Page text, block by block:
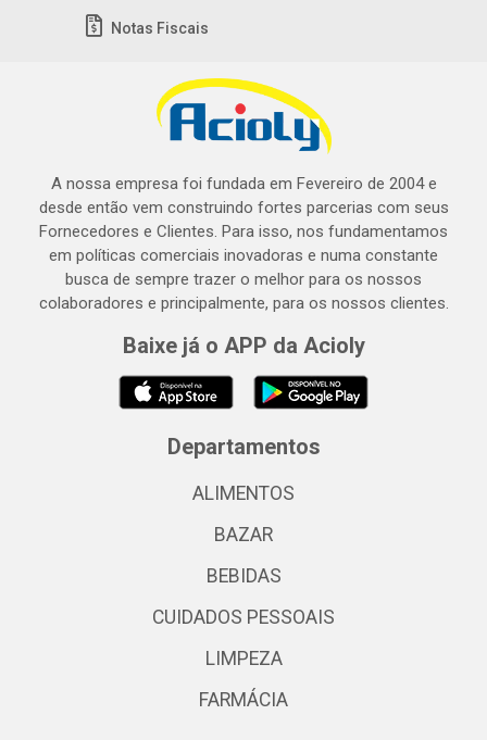
Notas Fiscais
A nossa empresa foi fundada em Fevereiro de 2004 e
desde então vem construindo fortes parcerias com seus
Fornecedores e Clientes. Para isso, nos fundamentamos
em políticas comerciais inovadoras e numa constante
busca de sempre trazer o melhor para os nossos
colaboradores e principalmente, para os nossos clientes.
Baixe já o APP da Acioly
Departamentos
ALIMENTOS
BAZAR
BEBIDAS
CUIDADOS PESSOAIS
LIMPEZA
FARMÁCIA